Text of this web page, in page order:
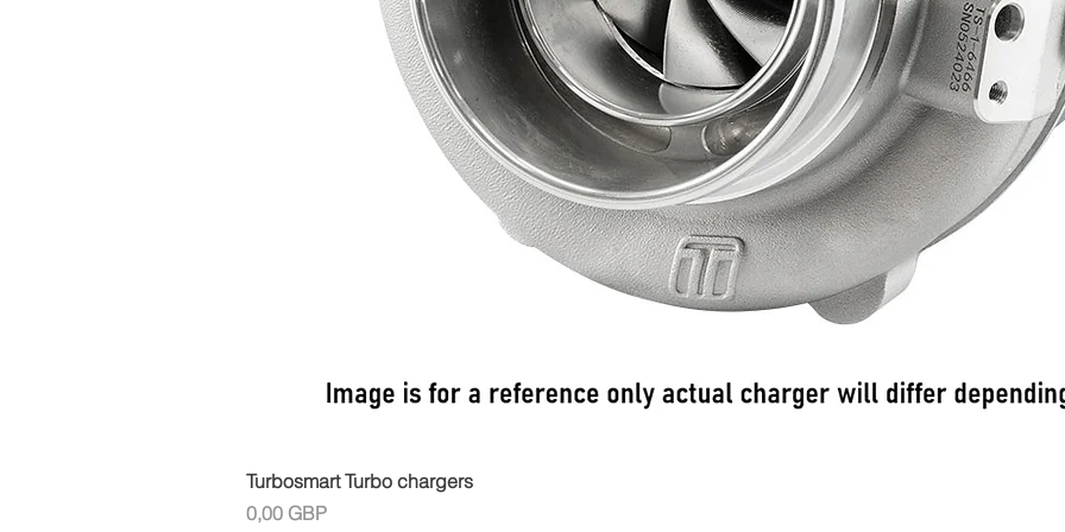
Turbosmart Turbo chargers
Cena
0,00 GBP